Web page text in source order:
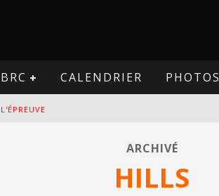
BRC CALENDRIER PHOTOS
ARCHIVÉ
HILLS